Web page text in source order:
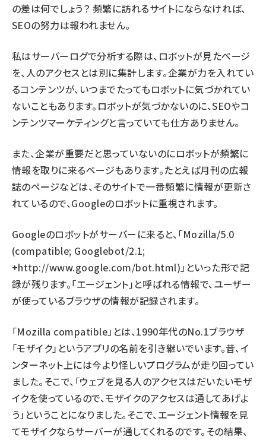
の差は何でしょう？ 頻繁に訪れるサイトにならなければ、
SEOの努力は報われません。
私はサーバーログで分析する際は、ロボットが見たページ
を、人のアクセスとは別に集計します。企業が力を入れてい
るコンテンツが、いつまでたってもロボットに気づかれてい
ないこともあります。ロボットが気づかないのに、SEOやコ
ンテンツマーケティングと言っていても仕方ありません。
また、企業が重要だと思っていないのにロボットが頻繁に
情報を取りに来るページもあります。たとえば月刊の広報
誌のページなどは、そのサイトで一番頻繁に情報が更新さ
れているので、Googleのロボットに重視されます。
Googleのロボットがサーバーに来ると、「Mozilla/5.0
(compatible; Googlebot/2.1;
+http://www.google.com/bot.html)」といった形で記
録が残ります。「エージェント」と呼ばれる情報で、ユーザー
が使っているブラウザの情報が記録されます。
「Mozilla compatible」とは、1990年代のNo.1ブラウザ
「モザイク」というアプリの名前を引き継いでいます。昔、イ
ンターネット上には今より怪しいプログラムが走り回ってい
ました。そこで、「ウェブを見る人のアクセスはだいたいモザ
イクを使っているので、モザイクのアクセスは通してあげよ
う」ということになりました。そこで、エージェント情報を見
てモザイクならサーバーが通してくれるのです。その結果、